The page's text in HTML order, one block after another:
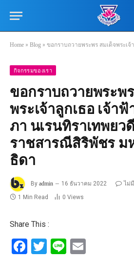
Home » Blog » ขอกราบถวายพระพร สมเด็จพระเจ้าลูกเธอ เจ้าฟ้าพัชรกิติยาภา นเรน
กิจกรรมของเรา
ขอกราบถวายพระพ
พระเจ้าลูกเธอ เจ้า
ภา นเรนทิราเทพยว
ราชสารณีสิริพัชร ม
ธิดา
By admin 16 ธันวาคม 2022
ไม่
1 Min Read
0 Views
Share This :
Facebook
Twitter
Line